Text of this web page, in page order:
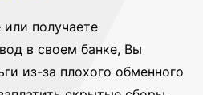
или получаете
в своем банке, Вы
из-за плохого обменного